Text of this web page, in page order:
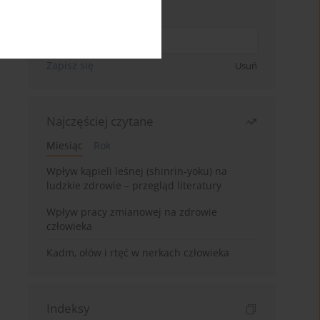
Zapisz się Usuń
Najczęściej czytane
Miesiąc
Rok
Wpływ kąpieli leśnej (shinrin-yoku) na
ludzkie zdrowie – przegląd literatury
Wpływ pracy zmianowej na zdrowie
człowieka
Kadm, ołów i rtęć w nerkach człowieka
Indeksy